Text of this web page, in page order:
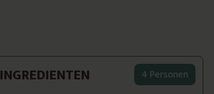
INGREDIENTEN 4 Personen